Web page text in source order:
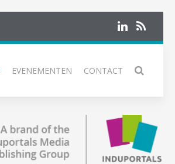
EVENEMENTEN CONTACT